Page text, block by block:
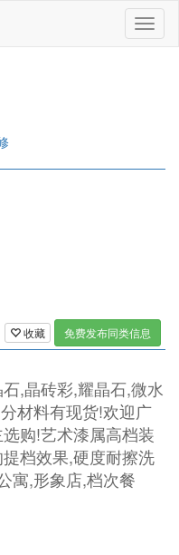
收藏 免费发布同类信息
,晶砖彩,耀晶石,微水
材料有现货!欢迎广
购!艺术漆属高档装
档效果,硬度耐擦洗
寓,形象店,档次餐